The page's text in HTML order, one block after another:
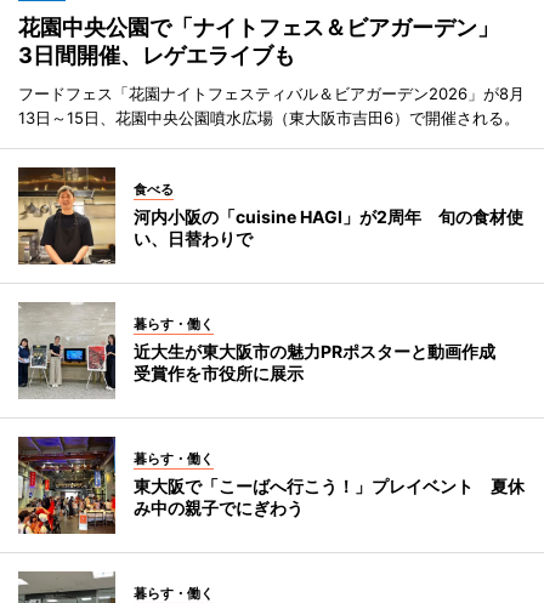
花園中央公園で「ナイトフェス＆ビアガーデン」
3日間開催、レゲエライブも
フードフェス「花園ナイトフェスティバル＆ビアガーデン2026」が8月
13日～15日、花園中央公園噴水広場（東大阪市吉田6）で開催される。
食べる
河内小阪の「cuisine HAGI」が2周年 旬の食材使
い、日替わりで
暮らす・働く
近大生が東大阪市の魅力PRポスターと動画作成
受賞作を市役所に展示
暮らす・働く
東大阪で「こーばへ行こう！」プレイベント 夏休
み中の親子でにぎわう
暮らす・働く